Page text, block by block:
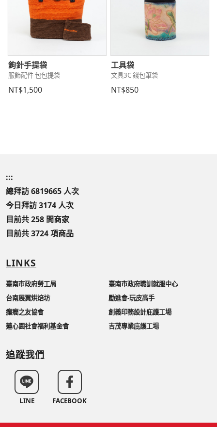
鉤針手提袋
服飾配件 包包提袋
NT$1,500
工具袋
文具3C 錢包筆袋
NT$850
:::
總拜訪 6819665 人次
今日拜訪 3174 人次
目前共 258 間商家
目前共 3724 項商品
LINKS
臺南市政府勞工局
臺南市政府職訓就服中心
台南展翼烘焙坊
勵進會-玩皮高手
癲癇之友協會
創義印務設計庇護工場
蓮心園社會福利基金會
吉茂專業庇護工場
追蹤我們
LINE FACEBOOK